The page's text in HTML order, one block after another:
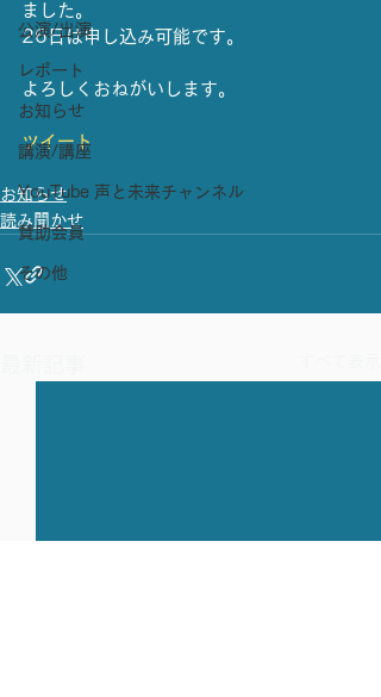
公演/出演
レポート
お知らせ
講演/講座
YouTube 声と未来チャンネル
賛助会員
その他
ました。
26日は申し込み可能です。
よろしくおねがいします。
ツイート
お知らせ
読み聞かせ